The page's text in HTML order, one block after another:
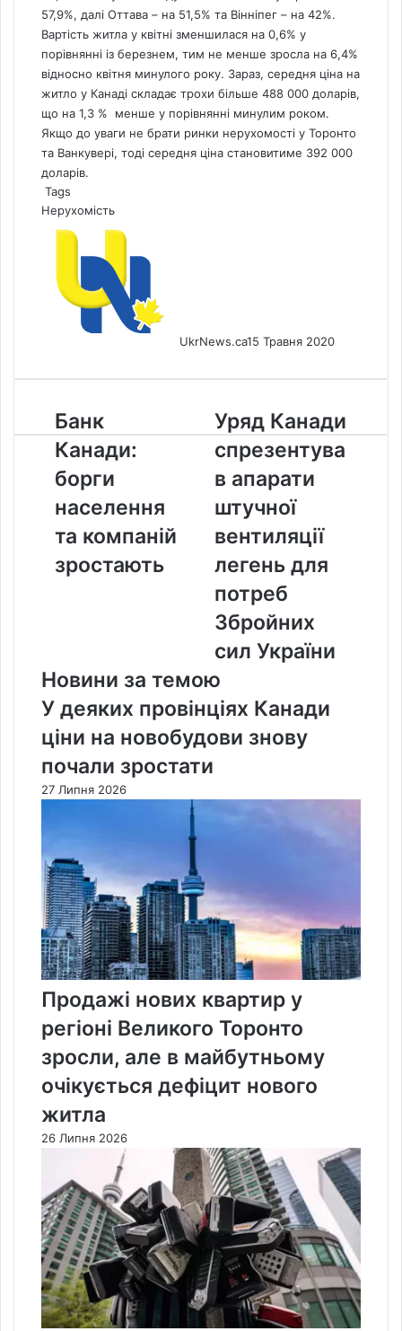
57,9%, далі Оттава – на 51,5% та Вінніпег – на 42%.
Вартість житла у квітні зменшилася на 0,6% у
порівнянні із березнем, тим не менше зросла на 6,4%
відносно квітня минулого року. Зараз, середня ціна на
житло у Канаді складає трохи більше 488 000 доларів,
що на 1,3 % менше у порівнянні минулим роком.
Якщо до уваги не брати ринки нерухомості у Торонто
та Ванкувері, тоді середня ціна становитиме 392 000
доларів.
Tags
Нерухомість
UkrNews.ca15 Травня 2020
Банк
Канади:
борги
населення
та
компаній
зростають
Банк
Канади:
борги
населення
та компаній
зростають
Уряд
Канади
спрезентував
апарати
штучної
вентиляції
легень
для
потреб
сил
України
Уряд Канади
спрезентува
в апарати
штучної
вентиляції
легень для
потреб
Збройних
сил України
Новини за темою
У деяких провінціях Канади
ціни на новобудови знову
почали зростати
27 Липня 2026
Продажі нових квартир у
регіоні Великого Торонто
зросли, але в майбутньому
очікується дефіцит нового
житла
26 Липня 2026